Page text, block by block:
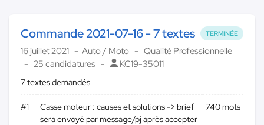
TERMINÉE
Commande 2021-07-16 - 7 textes
16 juillet 2021 Auto / Moto
Qualité Professionnelle
25 candidatures
KC19-35011
7 textes demandés
#1
Casse moteur : causes et solutions -> brief
sera envoyé par message/pj après accepter
740 mots